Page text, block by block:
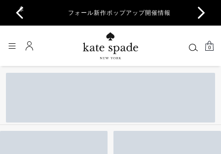
フォール新作ポップアップ開催情報
…
0